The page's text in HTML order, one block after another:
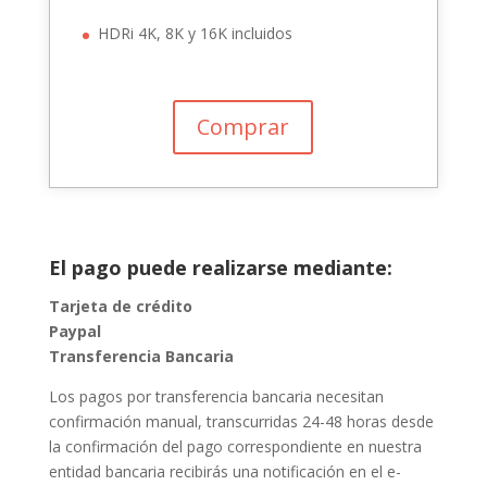
HDRi 4K, 8K y 16K incluidos
Comprar
El pago puede realizarse mediante:
Tarjeta de crédito
Paypal
Transferencia Bancaria
Los pagos por transferencia bancaria necesitan
confirmación manual, transcurridas 24-48 horas desde
la confirmación del pago correspondiente en nuestra
entidad bancaria recibirás una notificación en el e-